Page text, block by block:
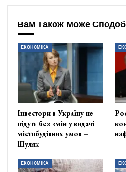
Вам Також Може
ЕКОНОМІКА
Інвестори в Україну не
підуть без змін у видачі
містобудівних умов –
Шуляк
ЕКОНОМІКА